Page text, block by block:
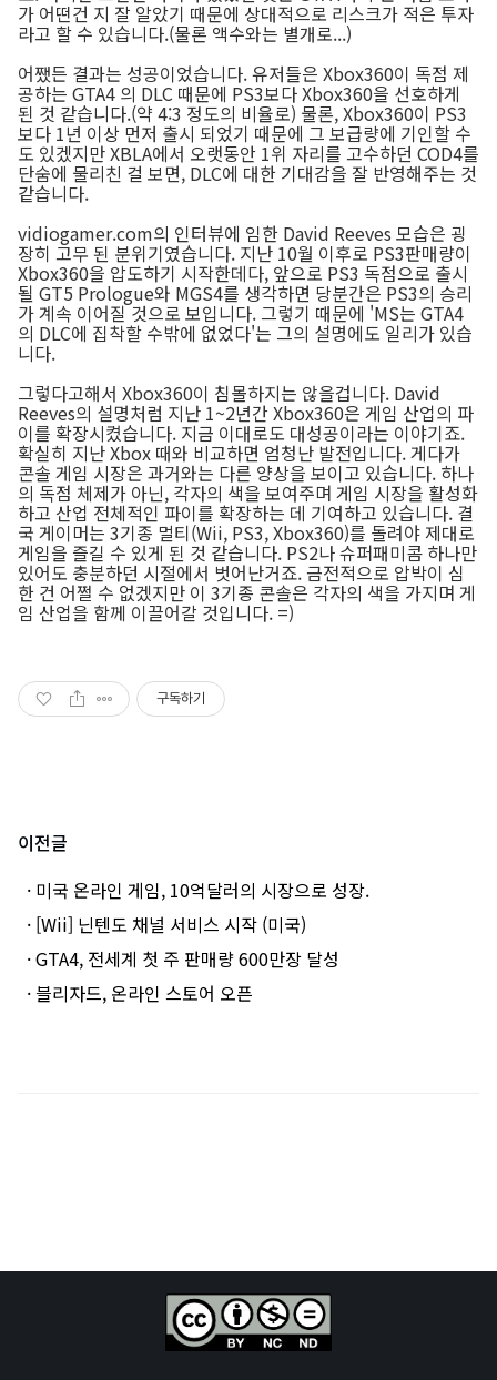
가 어떤건 지 잘 알았기 때문에 상대적으로 리스크가 적은 투자
라고 할 수 있습니다.(물론 액수와는 별개로...)
어쨌든 결과는 성공이었습니다. 유저들은 Xbox360이 독점 제
공하는 GTA4 의 DLC 때문에 PS3보다 Xbox360을 선호하게
된 것 같습니다.(약 4:3 정도의 비율로) 물론, Xbox360이 PS3
보다 1년 이상 먼저 출시 되었기 때문에 그 보급량에 기인할 수
도 있겠지만 XBLA에서 오랫동안 1위 자리를 고수하던 COD4를
단숨에 물리친 걸 보면, DLC에 대한 기대감을 잘 반영해주는 것
같습니다.
vidiogamer.com의 인터뷰에 임한 David Reeves 모습은 굉
장히 고무 된 분위기였습니다. 지난 10월 이후로 PS3판매량이
Xbox360을 압도하기 시작한데다, 앞으로 PS3 독점으로 출시
될 GT5 Prologue와 MGS4를 생각하면 당분간은 PS3의 승리
가 계속 이어질 것으로 보입니다. 그렇기 때문에 'MS는 GTA4
의 DLC에 집착할 수밖에 없었다'는 그의 설명에도 일리가 있습
니다.
그렇다고해서 Xbox360이 침몰하지는 않을겁니다. David
Reeves의 설명처럼 지난 1~2년간 Xbox360은 게임 산업의 파
이를 확장시켰습니다. 지금 이대로도 대성공이라는 이야기죠.
확실히 지난 Xbox 때와 비교하면 엄청난 발전입니다. 게다가
콘솔 게임 시장은 과거와는 다른 양상을 보이고 있습니다. 하나
의 독점 체제가 아닌, 각자의 색을 보여주며 게임 시장을 활성화
하고 산업 전체적인 파이를 확장하는 데 기여하고 있습니다. 결
국 게이머는 3기종 멀티(Wii, PS3, Xbox360)를 돌려야 제대로
게임을 즐길 수 있게 된 것 같습니다. PS2나 슈퍼패미콤 하나만
있어도 충분하던 시절에서 벗어난거죠. 금전적으로 압박이 심
한 건 어쩔 수 없겠지만 이 3기종 콘솔은 각자의 색을 가지며 게
임 산업을 함께 이끌어갈 것입니다. =)
구독하기
이전글
· 미국 온라인 게임, 10억달러의 시장으로 성장.
· [Wii] 닌텐도 채널 서비스 시작 (미국)
· GTA4, 전세계 첫 주 판매량 600만장 달성
· 블리자드, 온라인 스토어 오픈